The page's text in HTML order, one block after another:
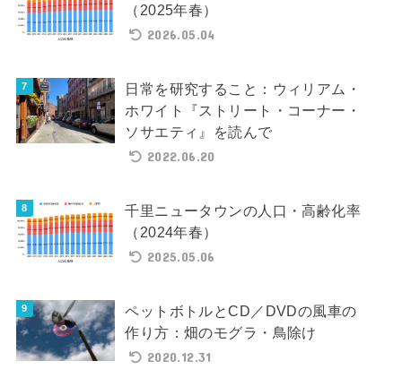
（2025年春）
2026.05.04
日常を研究すること：ウィリアム・
ホワイト『ストリート・コーナー・
ソサエティ』を読んで
2022.06.20
千里ニュータウンの人口・高齢化率
（2024年春）
2025.05.06
ペットボトルとCD／DVDの風車の
作り方：畑のモグラ・鳥除け
2020.12.31